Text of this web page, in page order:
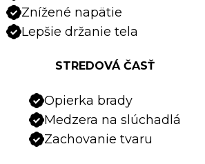
Znížené napätie
Lepšie držanie tela
STREDOVÁ ČASŤ
Opierka brady
Medzera na slúchadlá
Zachovanie tvaru